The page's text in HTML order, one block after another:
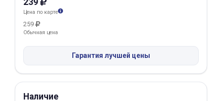
239
Цена по карте
259
Обычная цена
Гарантия лучшей цены
Наличие
Оставшиеся
списываться
по
Подробнее
об оплате Плайтом